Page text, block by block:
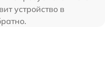
устройство в